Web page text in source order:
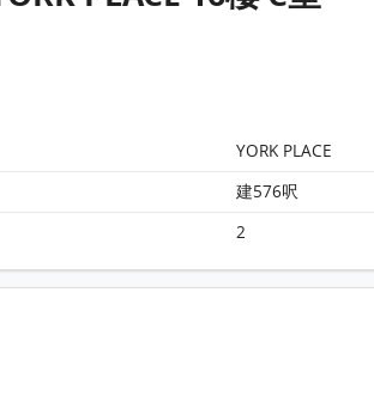
YORK PLACE
建576呎
2